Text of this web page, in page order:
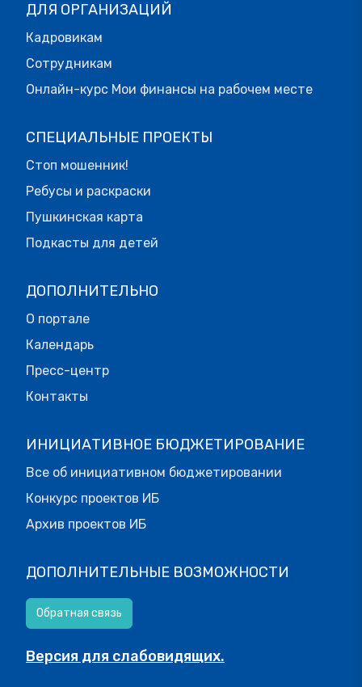
ДЛЯ ОРГАНИЗАЦИЙ
Кадровикам
Сотрудникам
Онлайн-курс Мои финансы на рабочем месте
СПЕЦИАЛЬНЫЕ ПРОЕКТЫ
Стоп мошенник!
Ребусы и раскраски
Пушкинская карта
Подкасты для детей
ДОПОЛНИТЕЛЬНО
О портале
Календарь
Пресс-центр
Контакты
ИНИЦИАТИВНОЕ БЮДЖЕТИРОВАНИЕ
Все об инициативном бюджетировании
Конкурс проектов ИБ
Архив проектов ИБ
ДОПОЛНИТЕЛЬНЫЕ ВОЗМОЖНОСТИ
Обратная связь
Версия для слабовидящих.